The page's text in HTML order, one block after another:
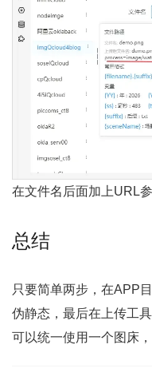
在文件名后面加上URL
总结
只要简单两步，在APP
伪静态，最后在上传工
可以统一使用一个图床